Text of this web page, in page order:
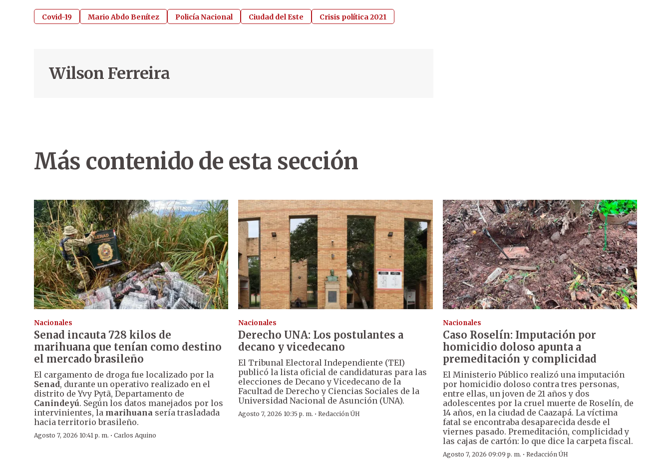
Covid-19 Mario Abdo Benítez Policía Nacional Ciudad del Este Crisis política 2021
Wilson Ferreira
Más contenido de esta sección
Nacionales
Senad incauta 728 kilos de
marihuana que tenían como destino
el mercado brasileño
El cargamento de droga fue localizado por la
Senad, durante un operativo realizado en el
distrito de Yvy Pytã, Departamento de
Canindeyú. Según los datos manejados por los
intervinientes, la marihuana sería trasladada
hacia territorio brasileño.
Agosto 7, 2026 10:41 p. m. · Carlos Aquino
Nacionales
Derecho UNA: Los postulantes a
decano y vicedecano
El Tribunal Electoral Independiente (TEI)
publicó la lista oficial de candidaturas para las
elecciones de Decano y Vicedecano de la
Facultad de Derecho y Ciencias Sociales de la
Universidad Nacional de Asunción (UNA).
Agosto 7, 2026 10:35 p. m. ·Redacción ÚH
Nacionales
Caso Roselín: Imputación por
homicidio doloso apunta a
premeditación y complicidad
El Ministerio Público realizó una imputación
por homicidio doloso contra tres personas,
entre ellas, un joven de 21 años y dos
adolescentes por la cruel muerte de Roselín, de
14 años, en la ciudad de Caazapá. La víctima
fatal se encontraba desaparecida desde el
viernes pasado. Premeditación, complicidad y
las cajas de cartón: lo que dice la carpeta fiscal.
Agosto 7, 2026 09:09 p. m. · Redacción ÚH